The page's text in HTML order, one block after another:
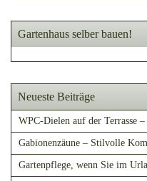
Gartenhaus selber bauen!
Neueste Beiträge
WPC-Dielen auf der Terrasse
Gabionenzäune – Stilvolle
Gartenpflege, wenn Sie im